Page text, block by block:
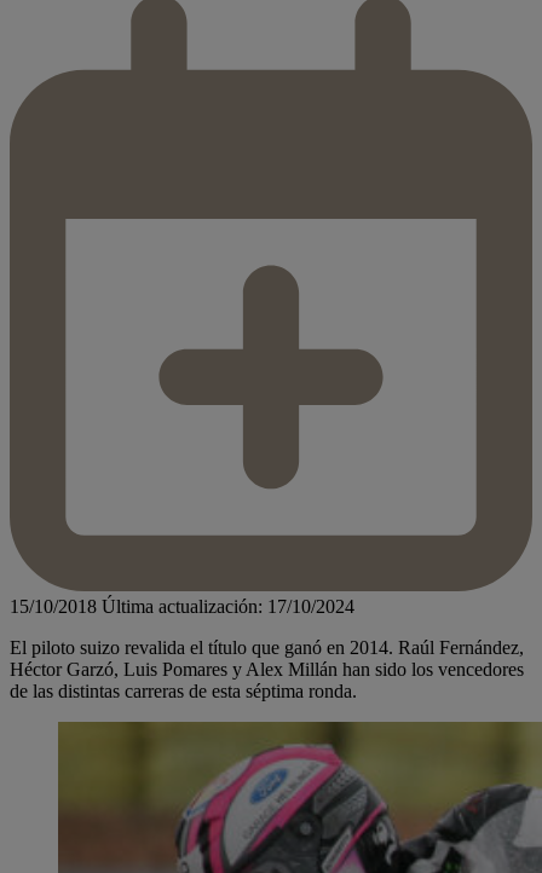
15/10/2018 Última actualización: 17/10/2024
El piloto suizo revalida el título que ganó en 2014. Raúl Fernández,
Héctor Garzó, Luis Pomares y Alex Millán han sido los vencedores
de las distintas carreras de esta séptima ronda.